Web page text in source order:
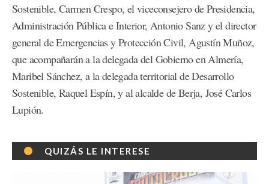
Sostenible, Carmen Crespo, el viceconsejero de Presidencia,
Administración Pública e Interior, Antonio Sanz y el director
general de Emergencias y Protección Civil, Agustín Muñoz,
que acompañarán a la delegada del Gobierno en Almería,
Maribel Sánchez, a la delegada territorial de Desarrollo
Sostenible, Raquel Espín, y al alcalde de Berja, José Carlos
Lupión.
QUIZÁS LE INTERESE